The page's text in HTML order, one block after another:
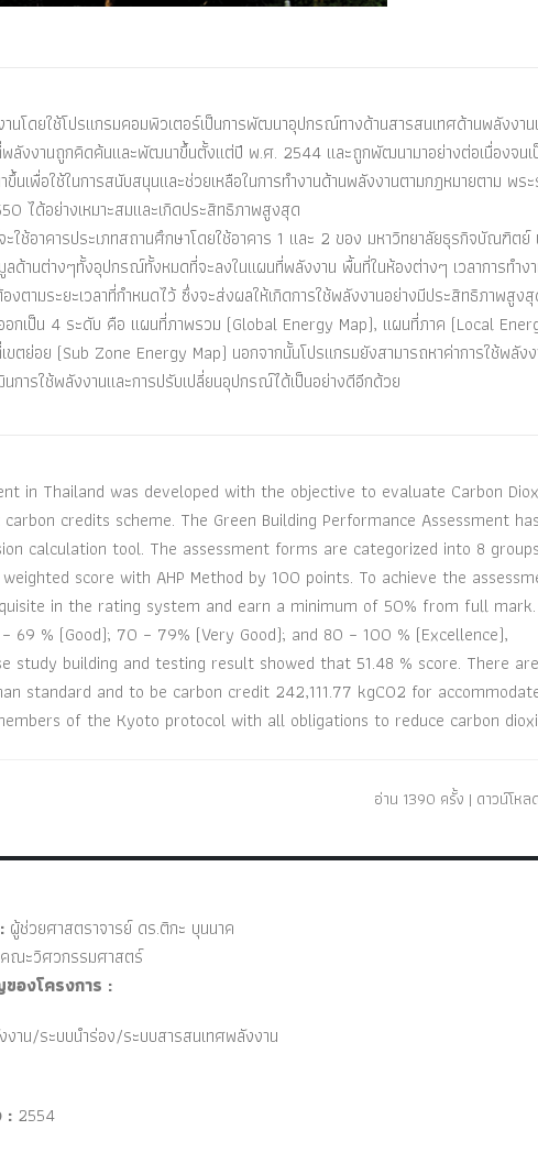
โดยใช้โปรแกรมคอมพิวเตอร์เป็นการพัฒนาอุปกรณ์ทางด้านสารสนเทศด้านพลังงาน
ลังงานถูกคิดค้นและพัฒนาขึ้นตั้งแต่ปี พ.ศ. 2544 และถูกพัฒนามาอย่างต่อเนื่องจนเ
เพื่อใช้ในการสนับสนุนและช่วยเหลือในการทำงานด้านพลังงานตามกฎหมายตาม พระ
ได้อย่างเหมาะสมและเกิดประสิทธิภาพสูงสุด
ช้อาคารประเภทสถานศึกษาโดยใช้อาคาร 1 และ 2 ของ มหาวิทยาลัยธุรกิจบัณฑิตย์
ด้านต่างๆทั้งอุปกรณ์ทั้งหมดที่จะลงในแผนที่พลังงาน พื้นที่ในห้องต่างๆ เวลาการทำง
ตามระยะเวลาที่กำหนดไว้ ซึ่งจะส่งผลให้เกิดการใช้พลังงานอย่างมีประสิทธิภาพสูง
กเป็น 4 ระดับ คือ แผนที่ภาพรวม (Global Energy Map), แผนที่ภาค (Local
ย่อย (Sub Zone Energy Map) นอกจากนั้นโปรแกรมยังสามารถหาค่าการใช้พลังง
การใช้พลังงานและการปรับเปลี่ยนอุปกรณ์ได้เป็นอย่างดีอีกด้วย
in Thailand was developed with the objective to evaluate Carbon
credits scheme. The Green Building Performance Assessment
calculation tool. The assessment forms are categorized into 8
score with AHP Method by 100 points. To achieve the
in the rating system and earn a minimum of 50% from full
69 % (Good); 70 – 79% (Very Good); and 80 – 100 % (Excellence),
study building and testing result showed that 51.48 % score. There are
standard and to be carbon credit 242,111.77 kgCO2 for
of the Kyoto protocol with all obligations to reduce carbon
อ่าน 1390 ครั้ง | ดาวน์โหล
ผู้ช่วยศาสตราจารย์ ดร.ติกะ บุนนาค
คณะวิศวกรรมศาสตร์
องโครงการ :
าน/ระบบนำร่อง/ระบบสารสนเทศพลังงาน
: 2554